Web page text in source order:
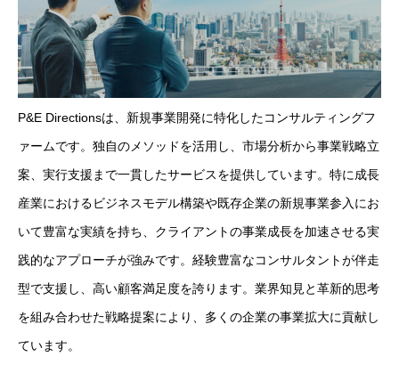
P&E Directionsは、新規事業開発に特化したコンサルティングフ
ァームです。独自のメソッドを活用し、市場分析から事業戦略立
案、実行支援まで一貫したサービスを提供しています。特に成長
産業におけるビジネスモデル構築や既存企業の新規事業参入にお
いて豊富な実績を持ち、クライアントの事業成長を加速させる実
践的なアプローチが強みです。経験豊富なコンサルタントが伴走
型で支援し、高い顧客満足度を誇ります。業界知見と革新的思考
を組み合わせた戦略提案により、多くの企業の事業拡大に貢献し
ています。